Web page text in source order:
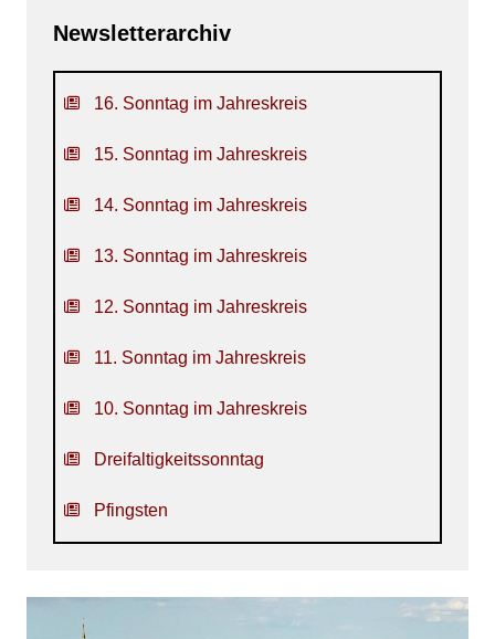
Newsletterarchiv
16. Sonntag im Jahreskreis
15. Sonntag im Jahreskreis
14. Sonntag im Jahreskreis
13. Sonntag im Jahreskreis
12. Sonntag im Jahreskreis
11. Sonntag im Jahreskreis
10. Sonntag im Jahreskreis
Dreifaltigkeitssonntag
Pfingsten